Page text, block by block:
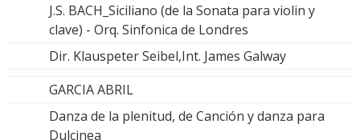
J.S. BACH_Siciliano (de la Sonata para violin y
clave) - Orq. Sinfonica de Londres
Dir. Klauspeter Seibel,Int. James Galway
GARCIA ABRIL
Danza de la plenitud, de Canción y danza para
Dulcinea